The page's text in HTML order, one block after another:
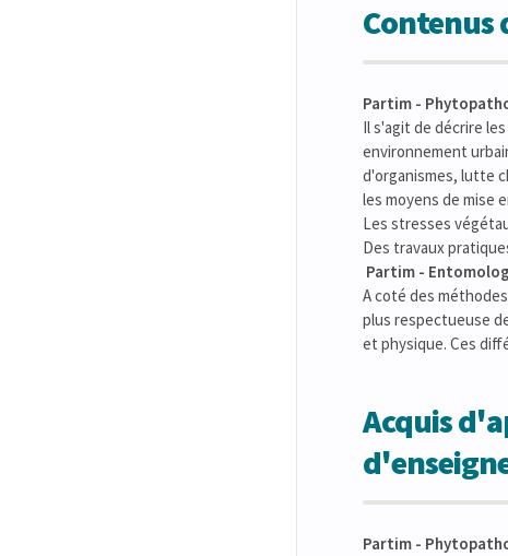
Partim -
Il s'agit de décrire
environnement
d'organismes, lutte
les moyens de mise
Les stresses
Des travaux
Partim -
A coté des
plus respectueuse
et physique. Ces
Acquis
Partim -